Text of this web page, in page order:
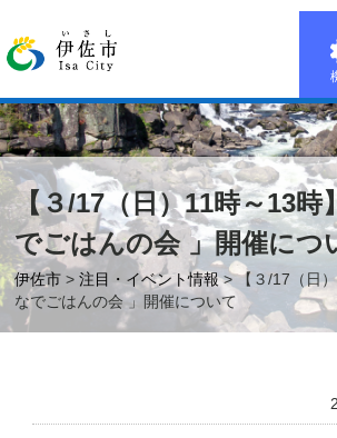
【３/17（日）11時～13時
でごはんの会 」開催につ
伊佐市 >注目・イベント情報> 【３/17（日
なでごはんの会 」開催について